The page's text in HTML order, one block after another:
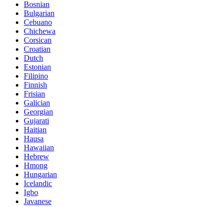
Bosnian
Bulgarian
Cebuano
Chichewa
Corsican
Croatian
Dutch
Estonian
Filipino
Finnish
Frisian
Galician
Georgian
Gujarati
Haitian
Hausa
Hawaiian
Hebrew
Hmong
Hungarian
Icelandic
Igbo
Javanese